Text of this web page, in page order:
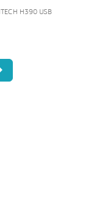
H390 USB